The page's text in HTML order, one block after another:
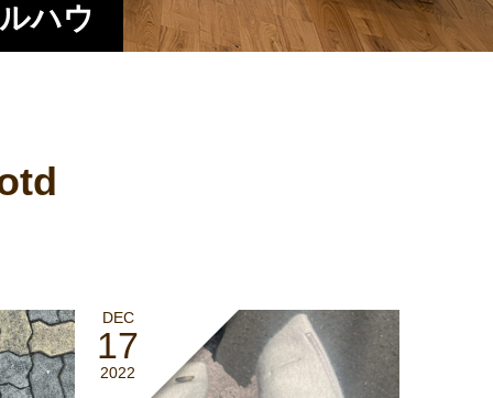
ハウ
DEC
17
2022